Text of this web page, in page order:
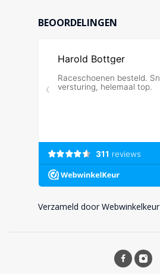
BEOORDELINGEN
Verzameld door Webwinkelkeur